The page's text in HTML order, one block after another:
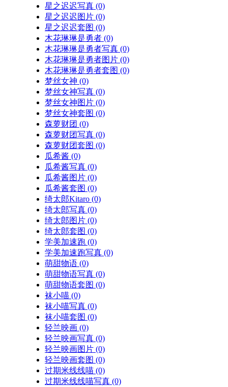
星之迟迟写真 (0)
星之迟迟图片 (0)
星之迟迟套图 (0)
木花琳琳是勇者 (0)
木花琳琳是勇者写真 (0)
木花琳琳是勇者图片 (0)
木花琳琳是勇者套图 (0)
梦丝女神 (0)
梦丝女神写真 (0)
梦丝女神图片 (0)
梦丝女神套图 (0)
森萝财团 (0)
森萝财团写真 (0)
森萝财团套图 (0)
瓜希酱 (0)
瓜希酱写真 (0)
瓜希酱图片 (0)
瓜希酱套图 (0)
绮太郎Kitaro (0)
绮太郎写真 (0)
绮太郎图片 (0)
绮太郎套图 (0)
学美加速跑 (0)
学美加速跑写真 (0)
萌甜物语 (0)
萌甜物语写真 (0)
萌甜物语套图 (0)
袜小喵 (0)
袜小喵写真 (0)
袜小喵套图 (0)
轻兰映画 (0)
轻兰映画写真 (0)
轻兰映画图片 (0)
轻兰映画套图 (0)
过期米线线喵 (0)
过期米线线喵写真 (0)